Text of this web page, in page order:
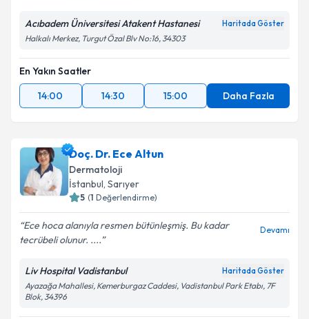
Acıbadem Üniversitesi Atakent Hastanesi Haritada Göster
Halkalı Merkez, Turgut Özal Blv No:16, 34303
En Yakın Saatler
14:00
14:30 15:00 Daha Fazla
Doç. Dr. Ece Altun
Dermatoloji
İstanbul, Sarıyer
5 (1 Değerlendirme)
Ece hoca alanıyla resmen bütünleşmiş. Bu kadar
tecrübeli olunur. ....
Devamı
Liv Hospital Vadistanbul Haritada Göster
Ayazağa Mahallesi, Kemerburgaz Caddesi, Vadistanbul Park Etabı, 7F
Blok, 34396